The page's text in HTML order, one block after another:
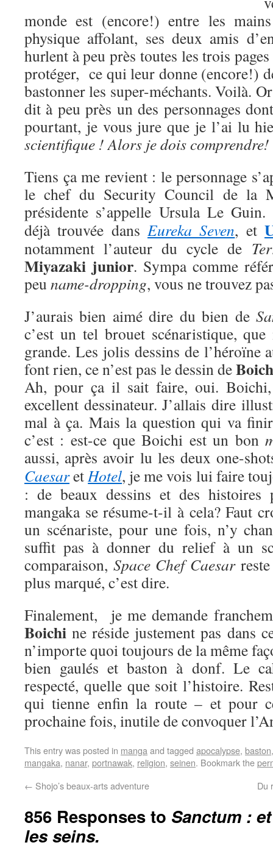
monde est (encore!) entre les
physique affolant, ses deux amis
hurlent à peu près toutes les trois
protéger, ce qui leur donne (encore!)
bastonner les super-méchants. Voilà.
dit à peu près un des personnages
pourtant, je vous jure que je l’ai lu
scientifique ! Alors je dois comprendre!
Tiens ça me revient : le personnage
le chef du Security Council de la
présidente s’appelle Ursula Le Guin.
déjà trouvée dans Eureka Seven, et
notamment l’auteur du cycle de
Miyazaki junior. Sympa comme
peu name-dropping, vous ne trouvez
J’aurais bien aimé dire du bien de
c’est un tel brouet scénaristique,
grande. Les jolis dessins de l’héroïne
font rien, ce n’est pas le dessin de
Ah, pour ça il sait faire, oui. Boichi,
excellent dessinateur. J’allais dire
mal à ça. Mais la question qui va
c’est : est-ce que Boichi est un bon
aussi, après avoir lu les deux one-
CaesaretHotel, je me vois lui faire
: de beaux dessins et des histoires
mangaka se résume-t-il à cela? Faut
un scénariste, pour une fois, n’y
suffit pas à donner du relief à un
comparaison, Space Chef Caesarreste
plus marqué, c’est dire.
Finalement, je me demande
Boichi ne réside justement pas dans
n’importe quoi toujours de la même
bien gaulés et baston à donf. Le
respecté, quelle que soit l’histoire.
qui tienne enfin la route – et pour
prochaine fois, inutile de convoquer
This entry was posted in manga and tagged apocalypse, baston
mangaka, nanar, portnawak, religion, seinen. Bookmark the
← Shojo’s beaux-arts adventure Du
856 Responses to Sanctum :
les seins.